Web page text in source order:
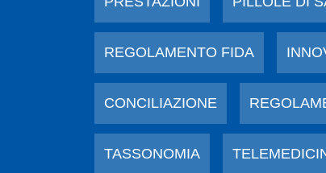
REGOLAMENTO FIDA
CONCILIAZIONE
TASSONOMIA